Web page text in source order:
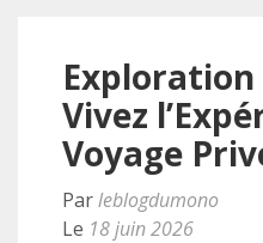
Exploration
Vivez
Voyage
Parleblogdumono
Le 18 juin 2026